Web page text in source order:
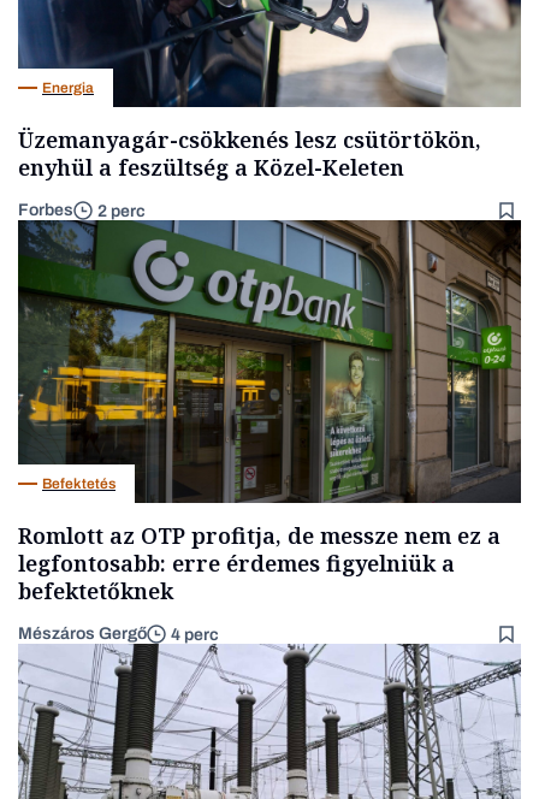
Energia
Üzemanyagár-csökkenés lesz csütörtökön,
enyhül a feszültség a Közel-Keleten
Forbes 2 perc
Befektetés
Romlott az OTP profitja, de messze nem ez a
legfontosabb: erre érdemes figyelniük a
befektetőknek
Mészáros Gergő 4 perc